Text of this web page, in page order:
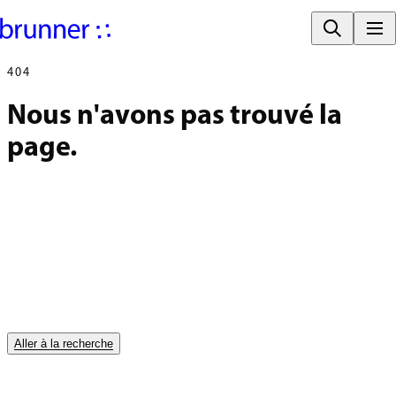
404
Nous n'avons pas trouvé la
page.
Aller à la recherche